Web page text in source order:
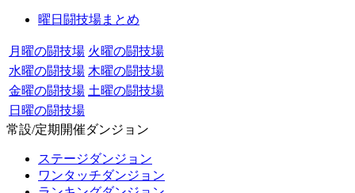
曜日闘技場まとめ
月曜の闘技場 火曜の闘技場
水曜の闘技場 木曜の闘技場
金曜の闘技場 土曜の闘技場
日曜の闘技場
常設/定期開催ダンジョン
ステージダンジョン
ワンタッチダンジョン